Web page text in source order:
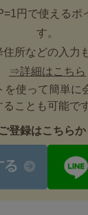
円で使えるポ
す。
所などの入力
⇒詳細はこちら
を使って簡単に
ることも可能で
ご登録はこちらか